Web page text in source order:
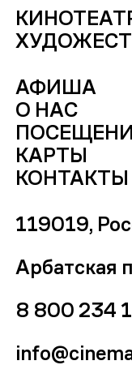
АФИША
О НАС
КАРТЫ
КОНТАКТЫ
119019,
Арбатская
8 800 234